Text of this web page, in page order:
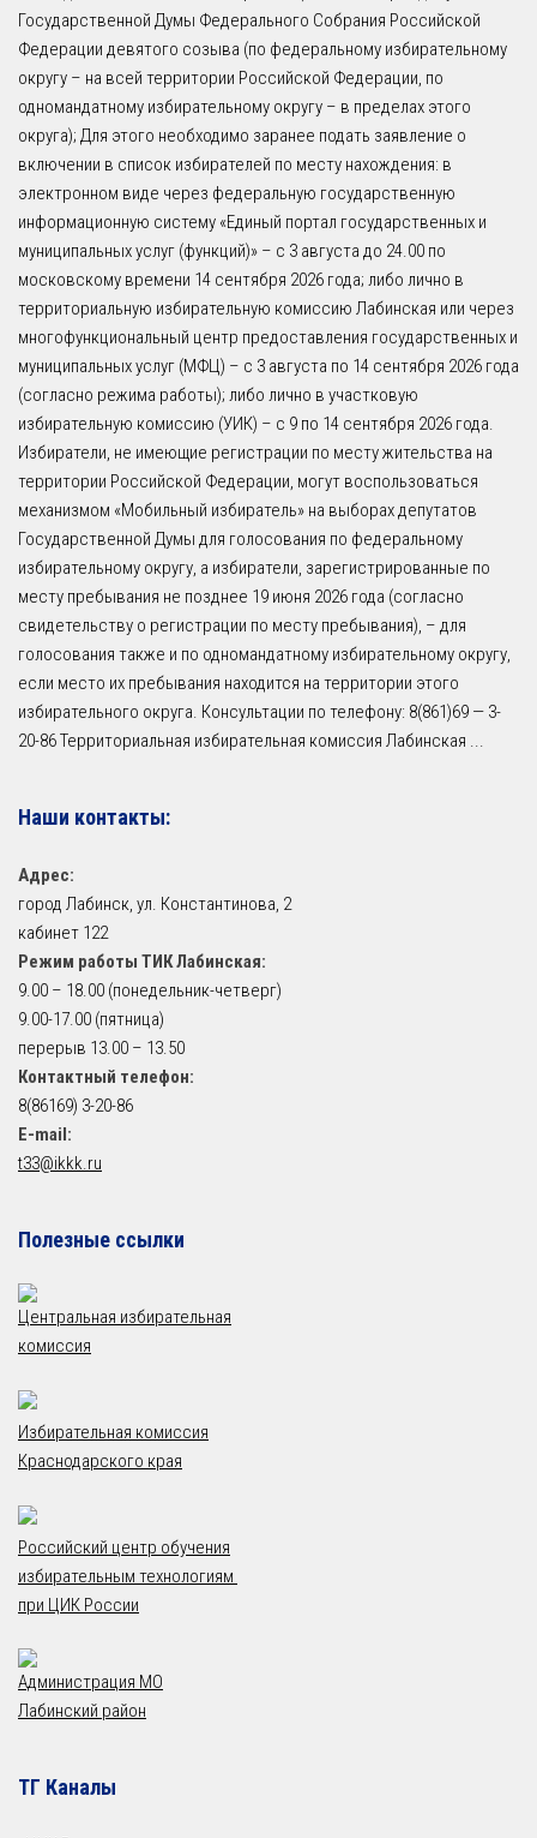
Государственной Думы Федерального Собрания Российской
Федерации девятого созыва (по федеральному избирательному
округу – на всей территории Российской Федерации, по
одномандатному избирательному округу – в пределах этого
округа); Для этого необходимо заранее подать заявление о
включении в список избирателей по месту нахождения: в
электронном виде через федеральную государственную
информационную систему «Единый портал государственных и
муниципальных услуг (функций)» – с 3 августа до 24.00 по
московскому времени 14 сентября 2026 года; либо лично в
территориальную избирательную комиссию Лабинская или через
многофункциональный центр предоставления государственных и
муниципальных услуг (МФЦ) – с 3 августа по 14 сентября 2026 года
(согласно режима работы); либо лично в участковую
избирательную комиссию (УИК) – с 9 по 14 сентября 2026 года.
Избиратели, не имеющие регистрации по месту жительства на
территории Российской Федерации, могут воспользоваться
механизмом «Мобильный избиратель» на выборах депутатов
Государственной Думы для голосования по федеральному
избирательному округу, а избиратели, зарегистрированные по
месту пребывания не позднее 19 июня 2026 года (согласно
свидетельству о регистрации по месту пребывания), – для
голосования также и по одномандатному избирательному округу,
если место их пребывания находится на территории этого
избирательного округа. Консультации по телефону: 8(861)69 — 3-
20-86 Территориальная избирательная комиссия Лабинская ...
Наши контакты:
Адрес:
город Лабинск, ул. Константинова, 2
кабинет 122
Режим работы ТИК Лабинская:
9.00 – 18.00 (понедельник-четверг)
9.00-17.00 (пятница)
перерыв 13.00 – 13.50
Контактный телефон:
8(86169) 3-20-86
E-mail:
t33@ikkk.ru
Полезные ссылки
Центральная избирательная
комиссия
Избирательная комиссия
Краснодарского края
Российский центр обучения
избирательным технологиям
при ЦИК России
Администрация МО
Лабинский район
ТГ Каналы